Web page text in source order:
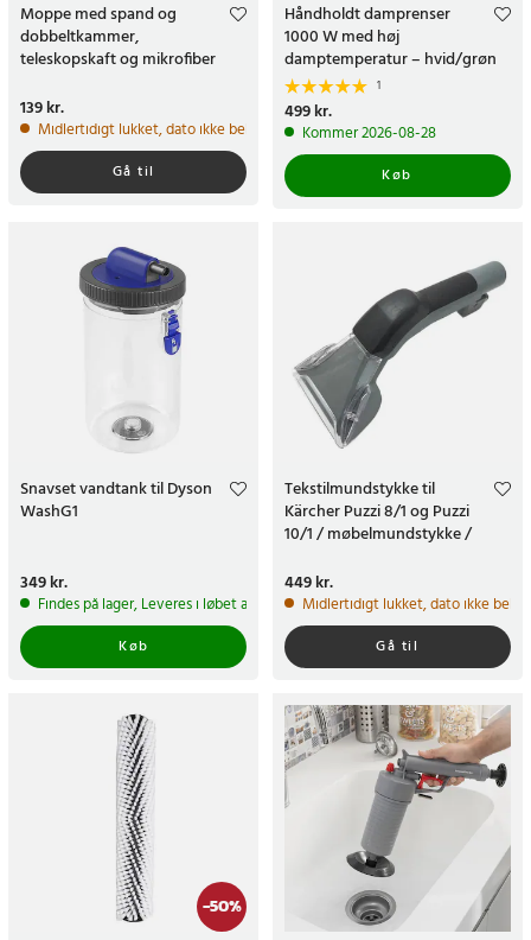
Moppe med spand og
dobbeltkammer,
teleskopskaft og mikrofiber
Pris:139 kr.
139 kr.
Midlertidigt lukket, dato ikke bekræftet
Gå til
Håndholdt damprenser
1000 W med høj
damptemperatur – hvid/grøn
1
Pris:499 kr.
499 kr.
Kommer 2026-08-28
Køb
Snavset vandtank til Dyson
WashG1
Pris:349 kr.
349 kr.
Findes på lager, Leveres i løbet af 1-2 hverdage
Køb
Tekstilmundstykke til
Kärcher Puzzi 8/1 og Puzzi
10/1 / møbelmundstykke /
møbler
Pris:449 kr.
449 kr.
Midlertidigt lukket, dato ikke
Gå til
-50%